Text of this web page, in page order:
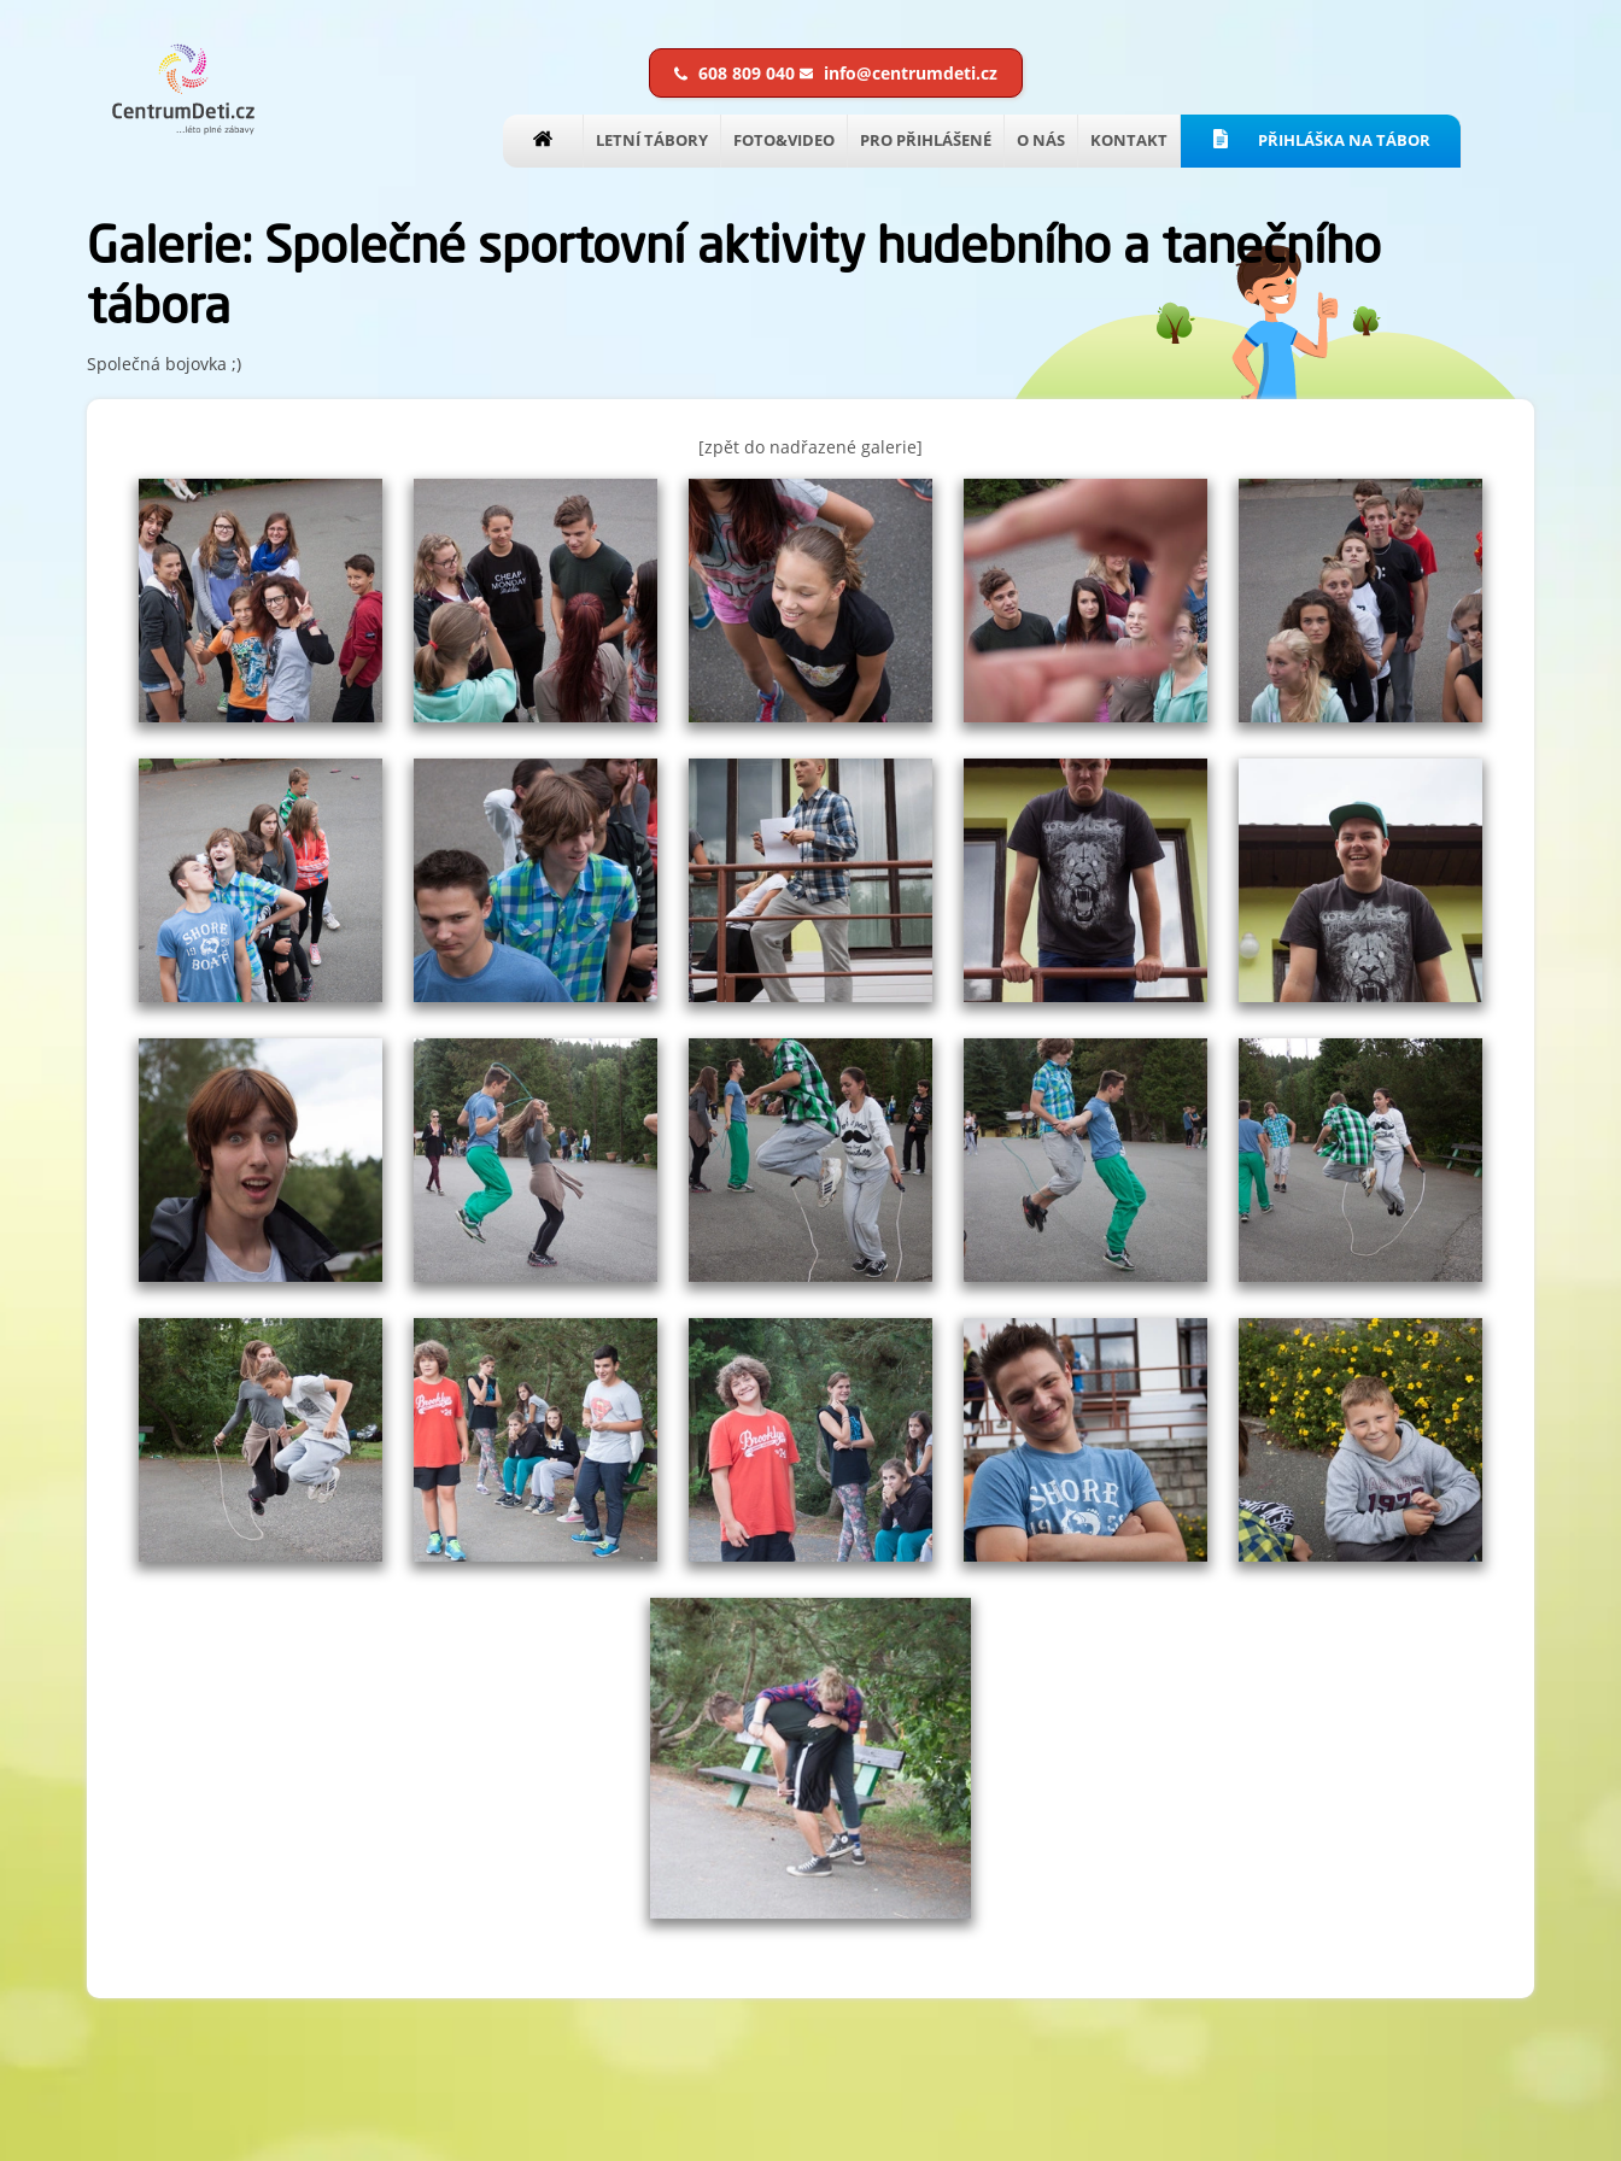
608 809 040 info@centrumdeti.cz
LETNÍ TÁBORY FOTO&VIDEO PRO PŘIHLÁŠENÉ O NÁS KONTAKT PŘIHLÁŠKA NA TÁBOR
Galerie: Společné sportovní aktivity hudebního a tanečního
tábora
Společná bojovka ;)
[zpět do nadřazené galerie]